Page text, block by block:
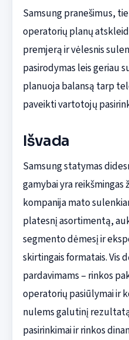
Samsung pranešimus,
operatorių planų
premjerą ir vėlesnis
pasirodymas leis geriau
planuoja balansą tarp
paveikti vartotojų
Išvada
Samsung statymas
gamybai yra reikšmingas
kompanija mato
platesnį asortimentą,
segmento dėmesį ir
skirtingais formatais. Vis
pardavimams – rinkos
operatorių pasiūlymai ir
nulems galutinį
pasirinkimai ir rinkos